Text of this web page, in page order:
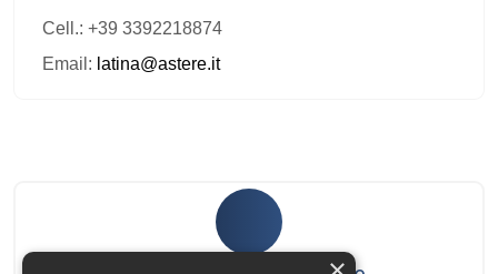
Cell.: +39 3392218874
Email: latina@astere.it